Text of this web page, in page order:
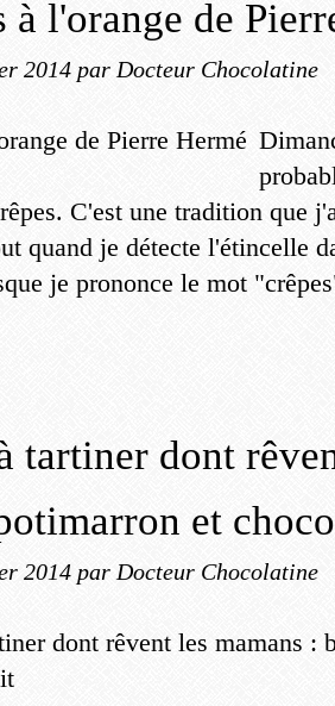
à l'orange de
2014 par Docteur Chocolatine
C'est une tradition que
quand je détecte l'étincelle
je prononce le mot
tartiner dont
et
2014 par Docteur Chocolatine